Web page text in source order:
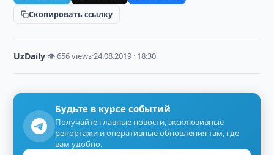
Скопировать ссылку
UzDaily·👁 656 views·24.08.2019 · 18:30
Будьте в курсе событий
Получайте главные новости, эксклюзивные
репортажи и оперативные обновления там, где
вам удобно.